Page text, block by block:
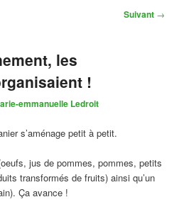
Suivant →
les
!
emmanuelle Ledroit
s’aménage petit à petit.
jus de pommes, pommes, petits
transformés de fruits) ainsi qu’un
Ça avance !